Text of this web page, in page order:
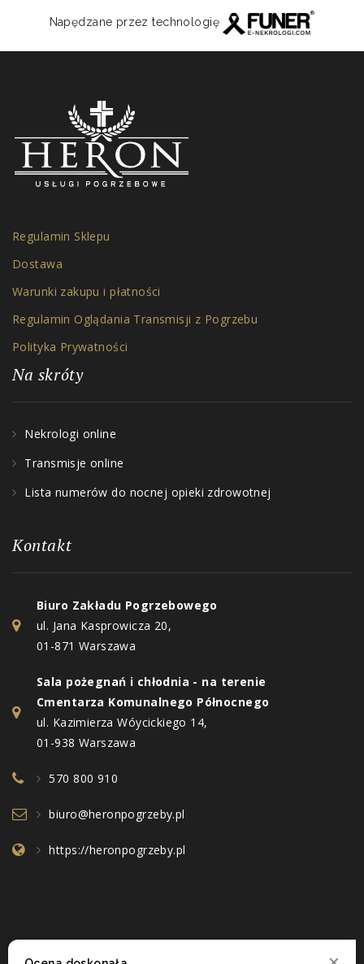
Napędzane przez technologię
Regulamin Sklepu
Dostawa
Warunki zakupu i płatności
Regulamin Oglądania Transmisji z Pogrzebu
Polityka Prywatności
Na skróty
Nekrologi online
Transmisje online
Lista numerów do nocnej opieki zdrowotnej
Kontakt
Biuro Zakładu Pogrzebowego
ul. Jana Kasprowicza 20,
01-871 Warszawa
Sala pożegnań i chłodnia - na terenie
Cmentarza Komunalnego Północnego
ul. Kazimierza Wóycickiego 14,
01-938 Warszawa
570 800 910
biuro@heronpogrzeby.pl
https://heronpogrzeby.pl